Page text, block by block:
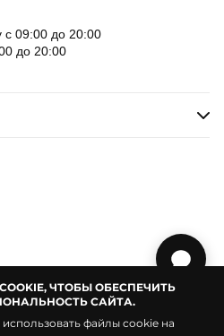
ЧТОБЫ ОБЕСПЕЧИТЬ
САЙТА.
файлы cookie на
с 09:00 до 20:00
до 20:00